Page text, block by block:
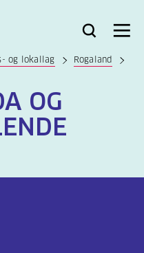
Bli
Logg
Søk Meny
og lokallag Rogaland
OG